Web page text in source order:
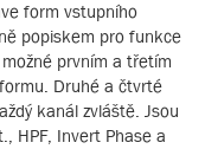
form vstupního
popiskem pro funkce
prvním a třetím
Druhé a čtvrté
kanál zvláště. Jsou
HPF, Invert Phase a